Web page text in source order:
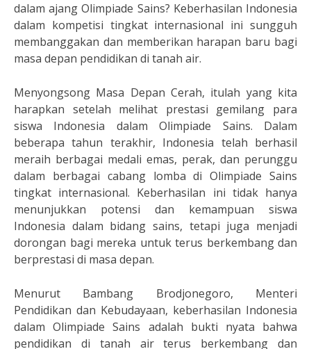
dalam ajang Olimpiade Sains? Keberhasilan Indonesia
dalam kompetisi tingkat internasional ini sungguh
membanggakan dan memberikan harapan baru bagi
masa depan pendidikan di tanah air.
Menyongsong Masa Depan Cerah, itulah yang kita
harapkan setelah melihat prestasi gemilang para
siswa Indonesia dalam Olimpiade Sains. Dalam
beberapa tahun terakhir, Indonesia telah berhasil
meraih berbagai medali emas, perak, dan perunggu
dalam berbagai cabang lomba di Olimpiade Sains
tingkat internasional. Keberhasilan ini tidak hanya
menunjukkan potensi dan kemampuan siswa
Indonesia dalam bidang sains, tetapi juga menjadi
dorongan bagi mereka untuk terus berkembang dan
berprestasi di masa depan.
Menurut Bambang Brodjonegoro, Menteri
Pendidikan dan Kebudayaan, keberhasilan Indonesia
dalam Olimpiade Sains adalah bukti nyata bahwa
pendidikan di tanah air terus berkembang dan